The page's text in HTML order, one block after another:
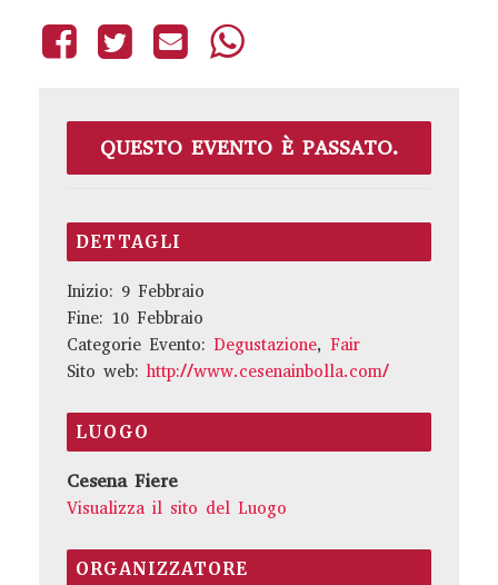
QUESTO EVENTO È PASSATO.
DETTAGLI
Inizio: 9 Febbraio
Fine: 10 Febbraio
Categorie Evento: Degustazione, Fair
Sito web: http://www.cesenainbolla.com/
LUOGO
Cesena Fiere
Visualizza il sito del Luogo
ORGANIZZATORE